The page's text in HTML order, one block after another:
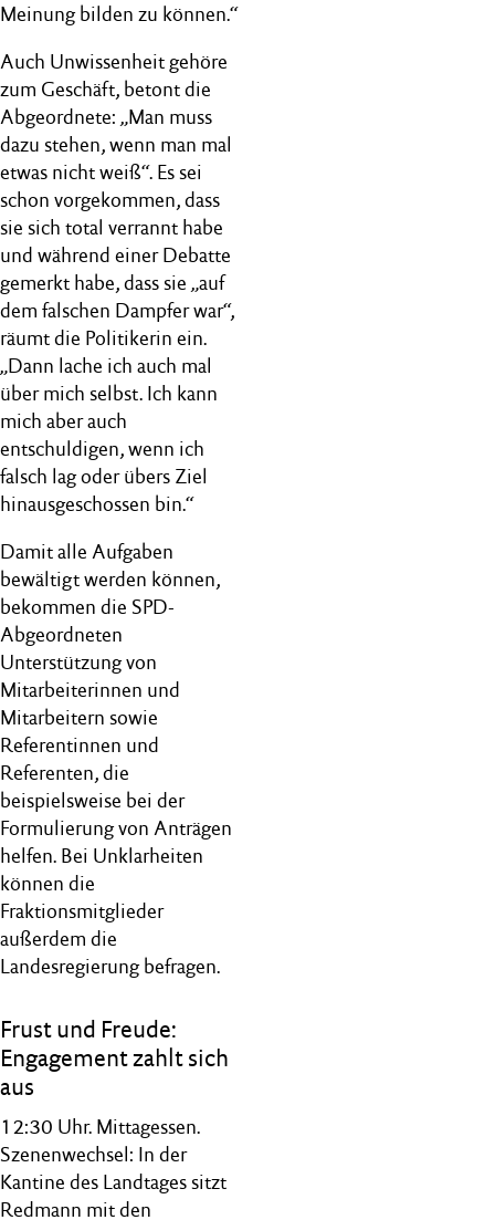
Meinung bilden zu können.“
Auch Unwissenheit gehöre
zum Geschäft, betont die
Abgeordnete: „Man muss
dazu stehen, wenn man mal
etwas nicht weiß“. Es sei
schon vorgekommen, dass
sie sich total verrannt habe
und während einer Debatte
gemerkt habe, dass sie „auf
dem falschen Dampfer war“,
räumt die Politikerin ein.
„Dann lache ich auch mal
über mich selbst. Ich kann
mich aber auch
entschuldigen, wenn ich
falsch lag oder übers Ziel
hinausgeschossen bin.“
Damit alle Aufgaben
bewältigt werden können,
bekommen die SPD-
Abgeordneten
Unterstützung von
Mitarbeiterinnen und
Mitarbeitern sowie
Referentinnen und
Referenten, die
beispielsweise bei der
Formulierung von Anträgen
helfen. Bei Unklarheiten
können die
Fraktionsmitglieder
außerdem die
Landesregierung befragen.
Frust und Freude:
Engagement zahlt sich
aus
12:30 Uhr. Mittagessen.
Szenenwechsel: In der
Kantine des Landtages sitzt
Redmann mit den